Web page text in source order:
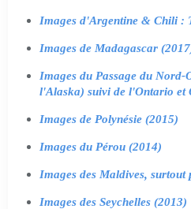
Images d'Argentine & Chili :
Images de Madagascar
Images du Passage du Nord-
l'Alaska) suivi de l'Ontario et
Images de Polynésie (2015)
Images du Pérou (2014)
Images des Maldives, surtout
Images des Seychelles (2013)